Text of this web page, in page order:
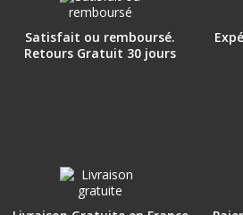
Satisfait ou remboursé.
Retours Gratuit 30 jours